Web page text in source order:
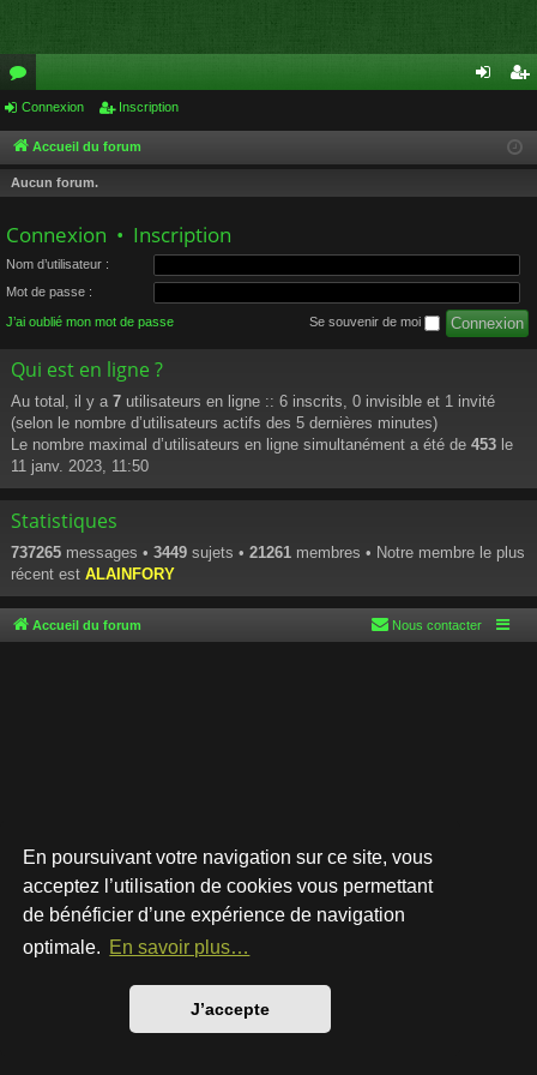
En poursuivant votre navigation sur ce site, vous
acceptez l’utilisation de cookies vous permettant
de bénéficier d’une expérience de navigation
optimale. En savoir plus…
J’accepte
or
u
m
cri
Connexion Inscription
Accueil du forum
Aucun forum.
Connexion • Inscription
Nom d’utilisateur :
Mot de passe :
J’ai oublié mon mot de passe Se souvenir de moi
Qui est en ligne ?
Au total, il y a 7 utilisateurs en ligne :: 6 inscrits, 0 invisible et 1 invité
(selon le nombre d’utilisateurs actifs des 5 dernières minutes)
Le nombre maximal d’utilisateurs en ligne simultanément a été de 453 le
11 janv. 2023, 11:50
Statistiques
737265 messages • 3449 sujets • 21261 membres • Notre membre le plus
récent est ALAINFORY
Accueil du forum Nous contacter
Développé parphpBB® Forum Software © phpBB Limited
Style par
Traduction française officielle